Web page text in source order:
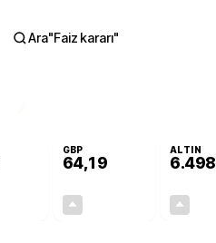
Ara"Faiz kararı"
GBP
64,19
ALTIN
6.498